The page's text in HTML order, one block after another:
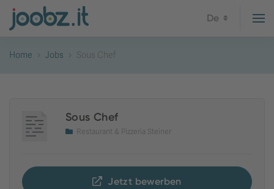
De
Home Jobs Sous Chef
Sous Chef
Restaurant & Pizzeria Steiner
Jetzt bewerben